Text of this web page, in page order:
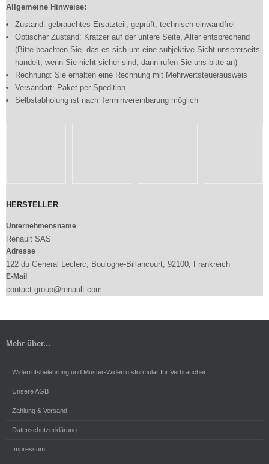
Allgemeine Hinweise:
Zustand: gebrauchtes Ersatzteil, geprüft, technisch einwandfrei
Optischer Zustand: Kratzer auf der untere Seite, Alter entsprechend
(Bitte beachten Sie, das es sich um eine subjektive Sicht unsererseits
handelt, wenn Sie nicht sicher sind, dann rufen Sie uns bitte an)
Rechnung: Sie erhalten eine Rechnung mit Mehrwertsteuerausweis
Versandart: Paket per Spedition
Selbstabholung ist nach Terminvereinbarung möglich
HERSTELLER
Unternehmensname
Renault SAS
Adresse
122 du General Leclerc, Boulogne-Billancourt, 92100, Frankreich
E-Mail
contact.group@renault.com
Mehr über...
Widerrufsbelehrung und Muster-Widerrufsformular für Verbraucher
Unsere AGB
Zahlung & Versand
Datenschutzerklärung
Impressum